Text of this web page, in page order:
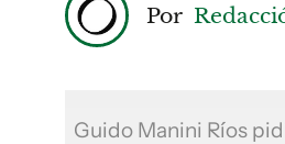
Por
Guido Manini Ríos